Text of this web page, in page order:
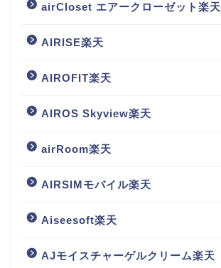
airCloset エアークローゼット楽天
AIRISE楽天
AIROFIT楽天
AIROS Skyview楽天
airRoom楽天
AIRSIMモバイル楽天
Aiseesoft楽天
AJモイスチャーゲルクリーム楽天